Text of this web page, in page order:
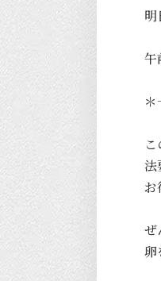
明
午
法
お
ぜ
卵